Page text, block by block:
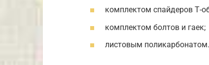
комплектом спайдеров Т-
комплектом болтов и гаек;
листовым поликарбонатом.